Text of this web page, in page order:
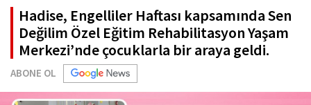
Hadise, Engelliler Haftası kapsamında Sen
Değilim Özel Eğitim Rehabilitasyon Yaşam
Merkezi’nde çocuklarla bir araya geldi.
ABONE OL